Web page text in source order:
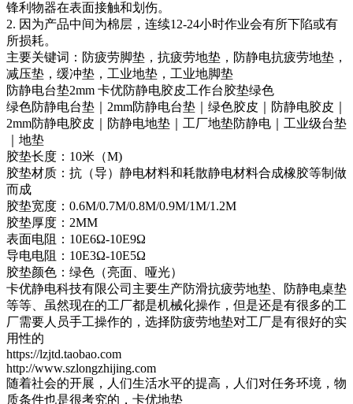
锋利物器在表面接触和划伤。
2. 因为产品中间为棉层，连续12-24小时作业会有所下陷或有
所损耗。
主要关键词：防疲劳脚垫，抗疲劳地垫，防静电抗疲劳地垫，
减压垫，缓冲垫，工业地垫，工业地脚垫
防静电台垫2mm 卡优防静电胶皮工作台胶垫绿色
绿色防静电台垫｜2mm防静电台垫｜绿色胶皮｜防静电胶皮｜
2mm防静电胶皮｜防静电地垫｜工厂地垫防静电｜工业级台垫
｜地垫
胶垫长度：10米（M)
胶垫材质：抗（导）静电材料和耗散静电材料合成橡胶等制做
而成
胶垫宽度：0.6M/0.7M/0.8M/0.9M/1M/1.2M
胶垫厚度：2MM
表面电阻：10E6Ω-10E9Ω
导电电阻：10E3Ω-10E5Ω
胶垫颜色：绿色（亮面、哑光）
卡优静电科技有限公司主要生产防滑抗疲劳地垫、防静电桌垫
等等、虽然现在的工厂都是机械化操作，但是还是有很多的工
厂需要人员手工操作的，选择防疲劳地垫对工厂是有很好的实
用性的
https://lzjtd.taobao.com
http://www.szlongzhijing.com
随着社会的开展，人们生活水平的提高，人们对任务环境，物
质条件也是很考究的，卡优地垫